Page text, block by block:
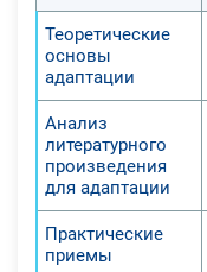
Теоретические
основы
адаптации
Анализ
литературного
произведения
для адаптации
Практические
приемы